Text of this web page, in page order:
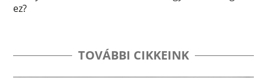
ez?
TOVÁBBI CIKKEINK